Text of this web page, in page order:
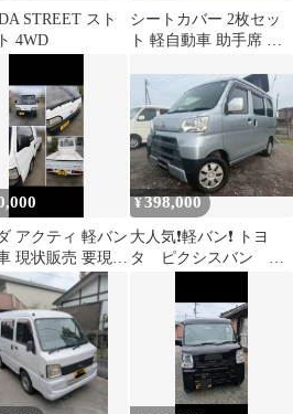
STREET スト
4WD
シートカバー 2枚セッ
ト 軽自動車 助手席 ブ
前席 黒
アクティ 軽バン
現状販売 要現車
¥398,000
大人気❗軽バン❗️ トヨ
タ ピクシスバン ク